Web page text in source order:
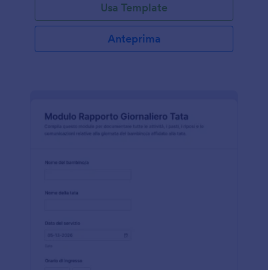
Usa Template
Anteprima